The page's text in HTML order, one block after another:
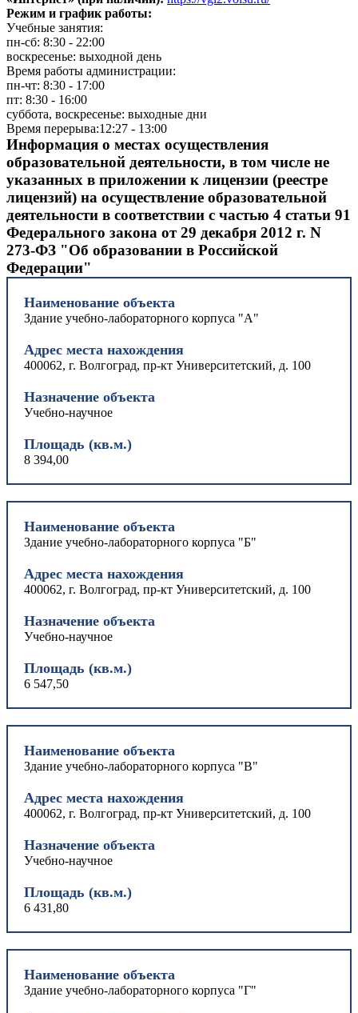
Режим и график работы:
Учебные занятия:
пн-сб: 8:30 - 22:00
воскресенье: выходной день
Время работы администрации:
пн-чт: 8:30 - 17:00
пт: 8:30 - 16:00
суббота, воскресенье: выходные дни
Время перерыва:12:27 - 13:00
Информация о местах осуществления
образовательной деятельности, в том числе не
указанных в приложении к лицензии (реестре
лицензий) на осуществление образовательной
деятельности в соответствии с частью 4 статьи 91
Федерального закона от 29 декабря 2012 г. N
273-ФЗ "Об образовании в Российской
Федерации"
Наименование объекта
Здание учебно-лабораторного корпуса "А"
Адрес места нахождения
400062, г. Волгоград, пр-кт Университетский, д. 100
Назначение объекта
Учебно-научное
Площадь (кв.м.)
8 394,00
Наименование объекта
Здание учебно-лабораторного корпуса "Б"
Адрес места нахождения
400062, г. Волгоград, пр-кт Университетский, д. 100
Назначение объекта
Учебно-научное
Площадь (кв.м.)
6 547,50
Наименование объекта
Здание учебно-лабораторного корпуса "В"
Адрес места нахождения
400062, г. Волгоград, пр-кт Университетский, д. 100
Назначение объекта
Учебно-научное
Площадь (кв.м.)
6 431,80
Наименование объекта
Здание учебно-лабораторного корпуса "Г"